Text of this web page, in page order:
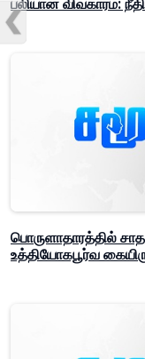
பலியான விவகாரம்:
பொருளாதாரத்தில்
உத்தியோகபூர்வ